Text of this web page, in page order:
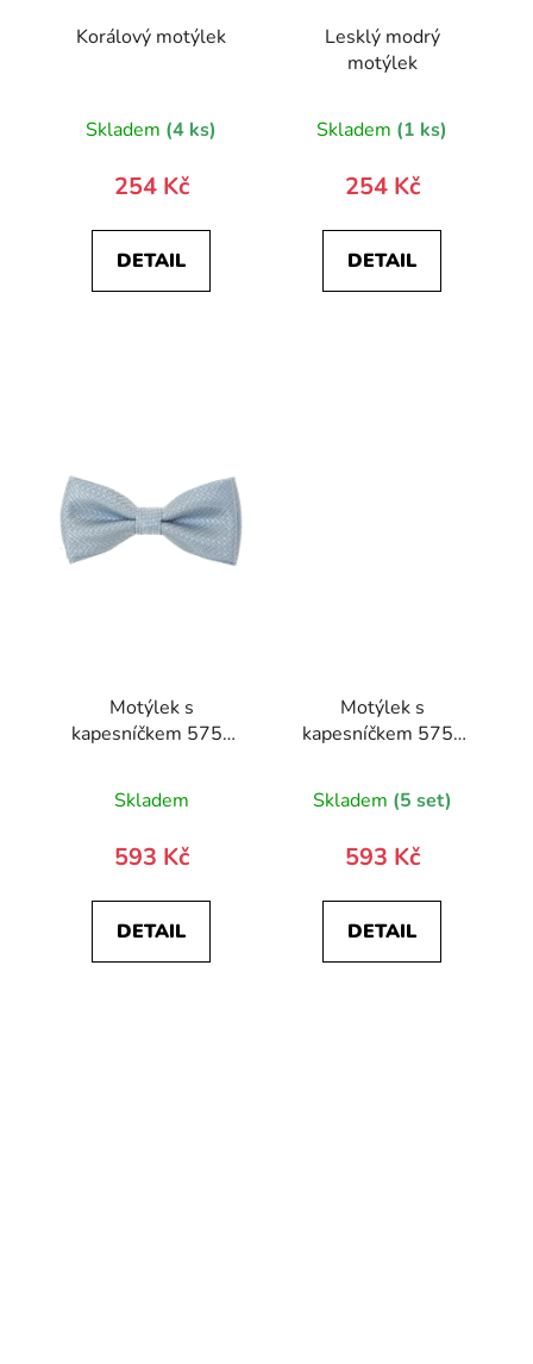
Korálový motýlek
Skladem (4 ks)
254 Kč
DETAIL
Lesklý modrý
motýlek
Skladem (1 ks)
254 Kč
DETAIL
Motýlek s
kapesníčkem 575-
Skladem
593 Kč
DETAIL
Motýlek s
kapesníčkem 575-
Skladem (5 set)
593 Kč
DETAIL